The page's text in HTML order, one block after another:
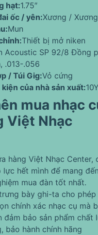
hạt:1.75″
ốc / yên:Xương /
Mun
Thiết bị mở niken
Acoustic SP 92/8 Đồng
.013-.056
/ Túi Gig:Vỏ cứng
của nhà sản xuất:
mua nhạc
Việt Nhạc
hàng Việt Nhạc Center,
lực hết mình để mang
mua đàn tốt nhất.
bày ghi-ta cho phép
chính xác nhạc cụ mà
đảm bảo sản phẩm chất
bảo hành chính hãng